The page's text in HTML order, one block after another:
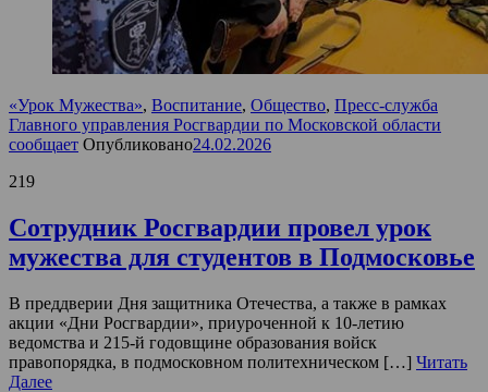
«Урок Мужества», Воспитание, Общество, Пресс-служба
Главного управления Росгвардии по Московской области
сообщает Опубликовано24.02.2026
219
Сотрудник Росгвардии провел урок
мужества для студентов в Подмосковье
В преддверии Дня защитника Отечества, а также в рамках
акции «Дни Росгвардии», приуроченной к 10-летию
ведомства и 215-й годовщине образования войск
правопорядка, в подмосковном политехническом […] Читать
Далее